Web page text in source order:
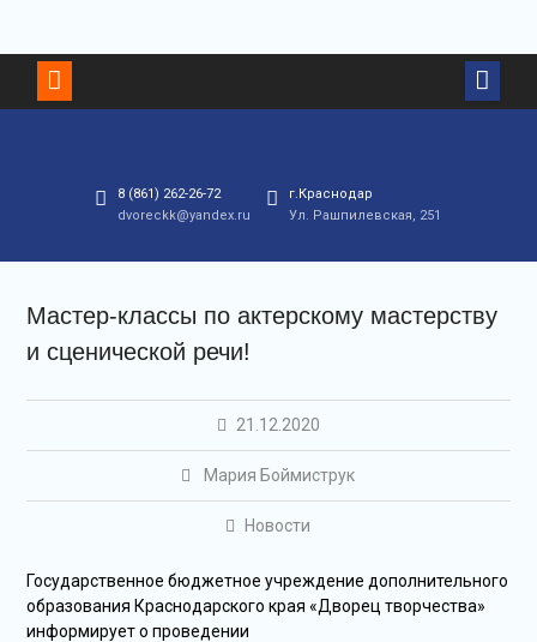
Перейти
контенту
8 (861) 262-26-72
dvoreckk@yandex.ru
г.Краснодар
Ул. Рашпилевская, 251
Мастер-классы по актерскому мастерству
и сценической речи!
21.12.2020
Мария Боймиструк
Новости
Государственное бюджетное учреждение дополнительного
образования Краснодарского края «Дворец творчества»
информирует о проведении